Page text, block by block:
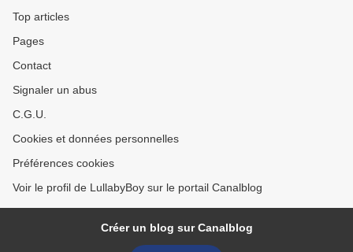
Top articles
Pages
Contact
Signaler un abus
C.G.U.
Cookies et données personnelles
Préférences cookies
Voir le profil de LullabyBoy sur le portail Canalblog
Créer un blog sur Canalblog